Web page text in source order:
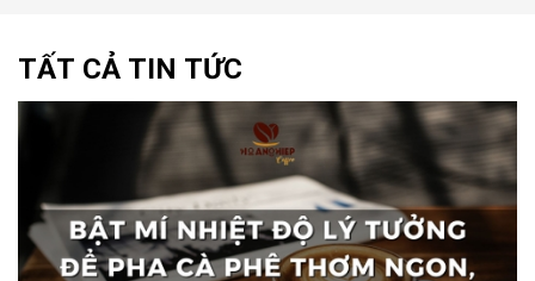
TẤT CẢ TIN TỨC